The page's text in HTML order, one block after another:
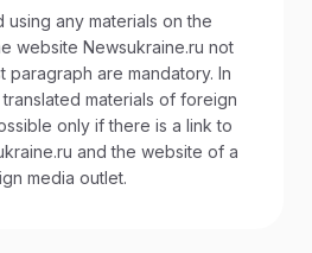
using any materials on the
website Newsukraine.ru not
paragraph are mandatory. In
materials of foreign
only if there is a link to
and the website of a
media outlet.